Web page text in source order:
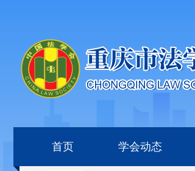
首页 学会动态